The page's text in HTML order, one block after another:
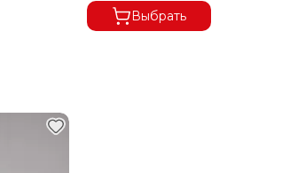
Выбрать